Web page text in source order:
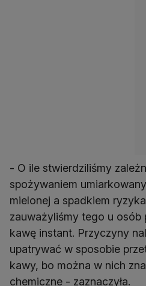
- O ile stwierdziliśmy
spożywaniem
mielonej a spadkiem
zauważyliśmy tego u osób
kawę instant. Przyczyny
upatrywać w sposobie
kawy, bo można w nich
chemiczne - zaznaczyła.